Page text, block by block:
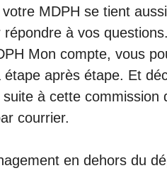
votre MDPH se tient
à vos questions.
Mon compte, vous
après étape. Et
suite à cette commission
courrier.
en dehors du